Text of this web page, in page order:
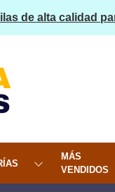
de alta calidad
MÁS
VENDIDOS